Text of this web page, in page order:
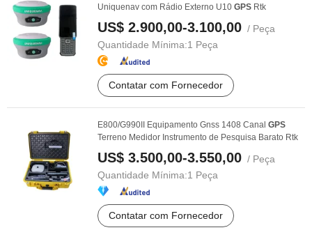
Uniquenav com Rádio Externo U10 GPS Rtk
US$ 2.900,00-3.100,00 / Peça
Quantidade Mínima:1 Peça
Contatar com Fornecedor
E800/G990II Equipamento Gnss 1408 Canal GPS
Terreno Medidor Instrumento de Pesquisa Barato Rtk
US$ 3.500,00-3.550,00 / Peça
Quantidade Mínima:1 Peça
Contatar com Fornecedor